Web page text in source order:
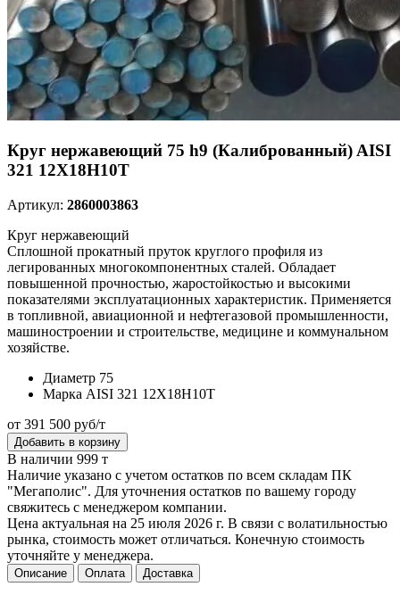
Круг нержавеющий 75 h9 (Калиброванный) AISI
321 12Х18Н10Т
Артикул: 2860003863
Круг нержавеющий
Сплошной прокатный пруток круглого профиля из
легированных многокомпонентных сталей. Обладает
повышенной прочностью, жаростойкостью и высокими
показателями эксплуатационных характеристик. Применяется
в топливной, авиационной и нефтегазовой промышленности,
машиностроении и строительстве, медицине и коммунальном
хозяйстве.
Диаметр 75
Марка AISI 321 12Х18Н10Т
от 391 500 руб/т
Добавить в корзину
В наличии 999 т
Наличие указано с учетом остатков по всем складам ПК
"Мегаполис". Для уточнения остатков по вашему городу
свяжитесь с менеджером компании.
Цена актуальная на 25 июля 2026 г. В связи с волатильностью
рынка, стоимость может отличаться. Конечную стоимость
уточняйте у менеджера.
Описание Оплата Доставка